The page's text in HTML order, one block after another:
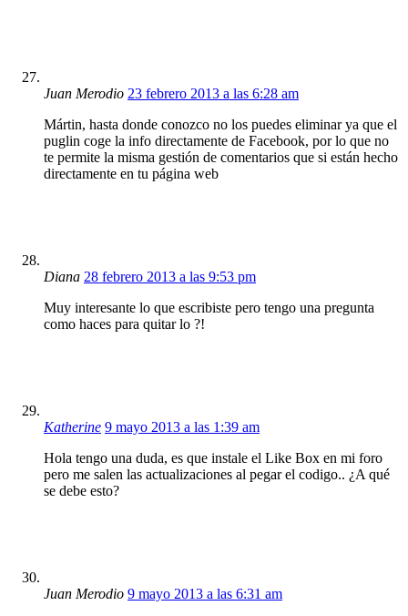
Juan Merodio 23 febrero 2013 a las 6:28 am
Mártin, hasta donde conozco no los puedes eliminar ya que el
puglin coge la info directamente de Facebook, por lo que no
te permite la misma gestión de comentarios que si están hecho
directamente en tu página web
Diana 28 febrero 2013 a las 9:53 pm
Muy interesante lo que escribiste pero tengo una pregunta
como haces para quitar lo ?!
Katherine 9 mayo 2013 a las 1:39 am
Hola tengo una duda, es que instale el Like Box en mi foro
pero me salen las actualizaciones al pegar el codigo.. ¿A qué
se debe esto?
Juan Merodio 9 mayo 2013 a las 6:31 am